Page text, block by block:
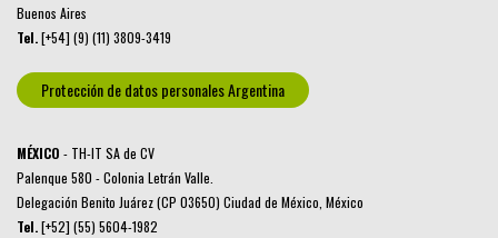
Buenos Aires
Tel.[+54] (9) (11) 3809-3419
Protección de datos personales Argentina
MÉXICO - TH-IT SA de CV
Palenque 580 - Colonia Letrán Valle.
Delegación Benito Juárez (CP 03650) Ciudad de México, México
Tel.[+52] (55) 5604-1982